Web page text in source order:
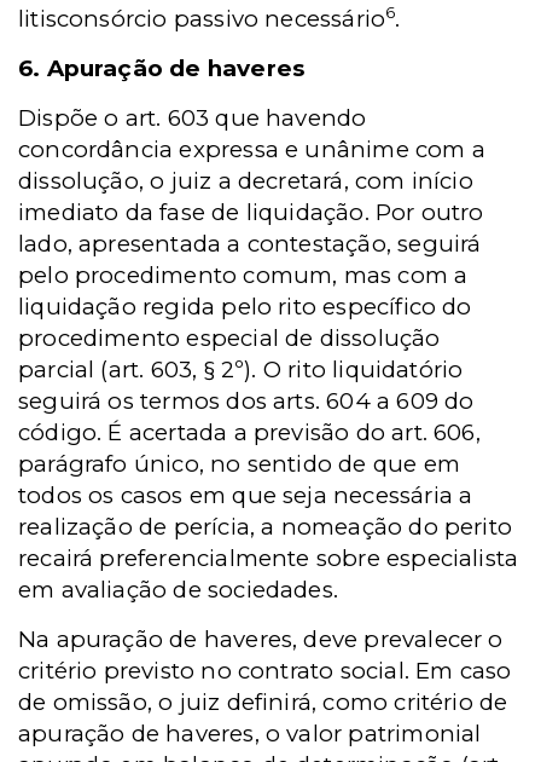
litisconsórcio passivo necessário6.
6. Apuração de haveres
Dispõe o art. 603 que havendo
concordância expressa e unânime com a
dissolução, o juiz a decretará, com início
imediato da fase de liquidação. Por outro
lado, apresentada a contestação, seguirá
pelo procedimento comum, mas com a
liquidação regida pelo rito específico do
procedimento especial de dissolução
parcial (art. 603, § 2º). O rito liquidatório
seguirá os termos dos arts. 604 a 609 do
código. É acertada a previsão do art. 606,
parágrafo único, no sentido de que em
todos os casos em que seja necessária a
realização de perícia, a nomeação do perito
recairá preferencialmente sobre especialista
em avaliação de sociedades.
Na apuração de haveres, deve prevalecer o
critério previsto no contrato social. Em caso
de omissão, o juiz definirá, como critério de
apuração de haveres, o valor patrimonial